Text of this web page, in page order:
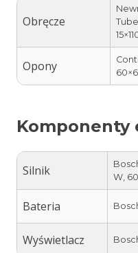
Obręcze
Opony
Komponenty
Silnik
W,
Bateria
Wyświetlacz